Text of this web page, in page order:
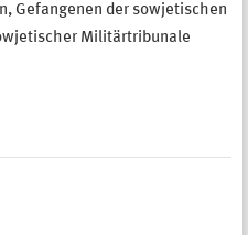
Gefangenen der sowjetischen
Militärtribunale